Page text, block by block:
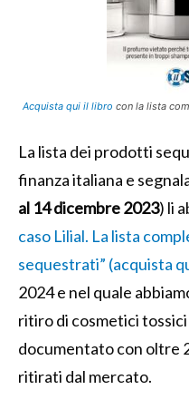
Acquista qui il libro con la lista
La lista dei prodotti
finanza italiana e
al 14 dicembre 2023) li
caso Lilial. La lista
sequestrati” (acquista
2024 e nel quale
ritiro di cosmetici
documentato con oltre
ritirati dal mercato.